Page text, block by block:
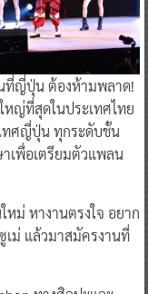
ที่ญี่ปุ่น ต้องห้ามพลาด!
ญ่ที่สุดในประเทศไทย
เทศญี่ปุ่น ทุกระดับชั้น
เพื่อเตรียมตัวแพลน
หม่ หางานตรงใจ อยาก
ม่ แล้วมาสมัครงานที่